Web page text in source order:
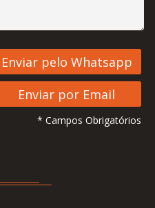
* Campos Obrigatórios